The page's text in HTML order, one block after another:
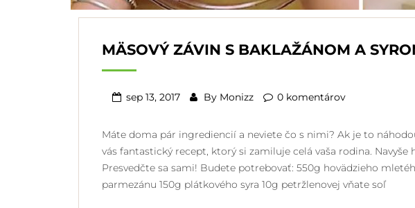
MÄSOVÝ ZÁVIN S BAKLAŽÁNOM A
sep 13, 2017 By Monizz 0 komentárov
Máte doma pár ingrediencií a neviete čo s nimi? Ak je to
vás fantastický recept, ktorý si zamiluje celá vaša rodina. Navyše
Presvedčte sa sami! Budete potrebovať: 550g hovädzieho
parmezánu 150g plátkového syra 10g petržlenovej vňate soľ